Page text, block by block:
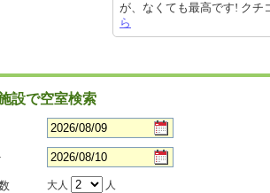
が、なくても最高です! ク
ら
設で空室検索
大人
人